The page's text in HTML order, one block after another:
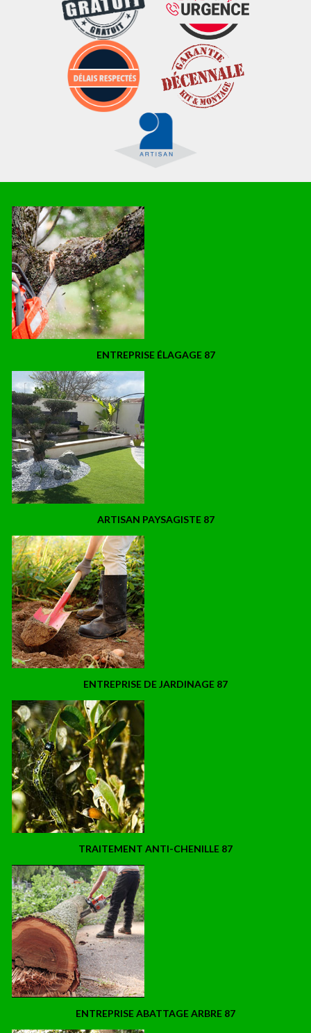
ENTREPRISE ÉLAGAGE 87
ARTISAN PAYSAGISTE 87
ENTREPRISE DE JARDINAGE 87
TRAITEMENT ANTI-CHENILLE 87
ENTREPRISE ABATTAGE ARBRE 87